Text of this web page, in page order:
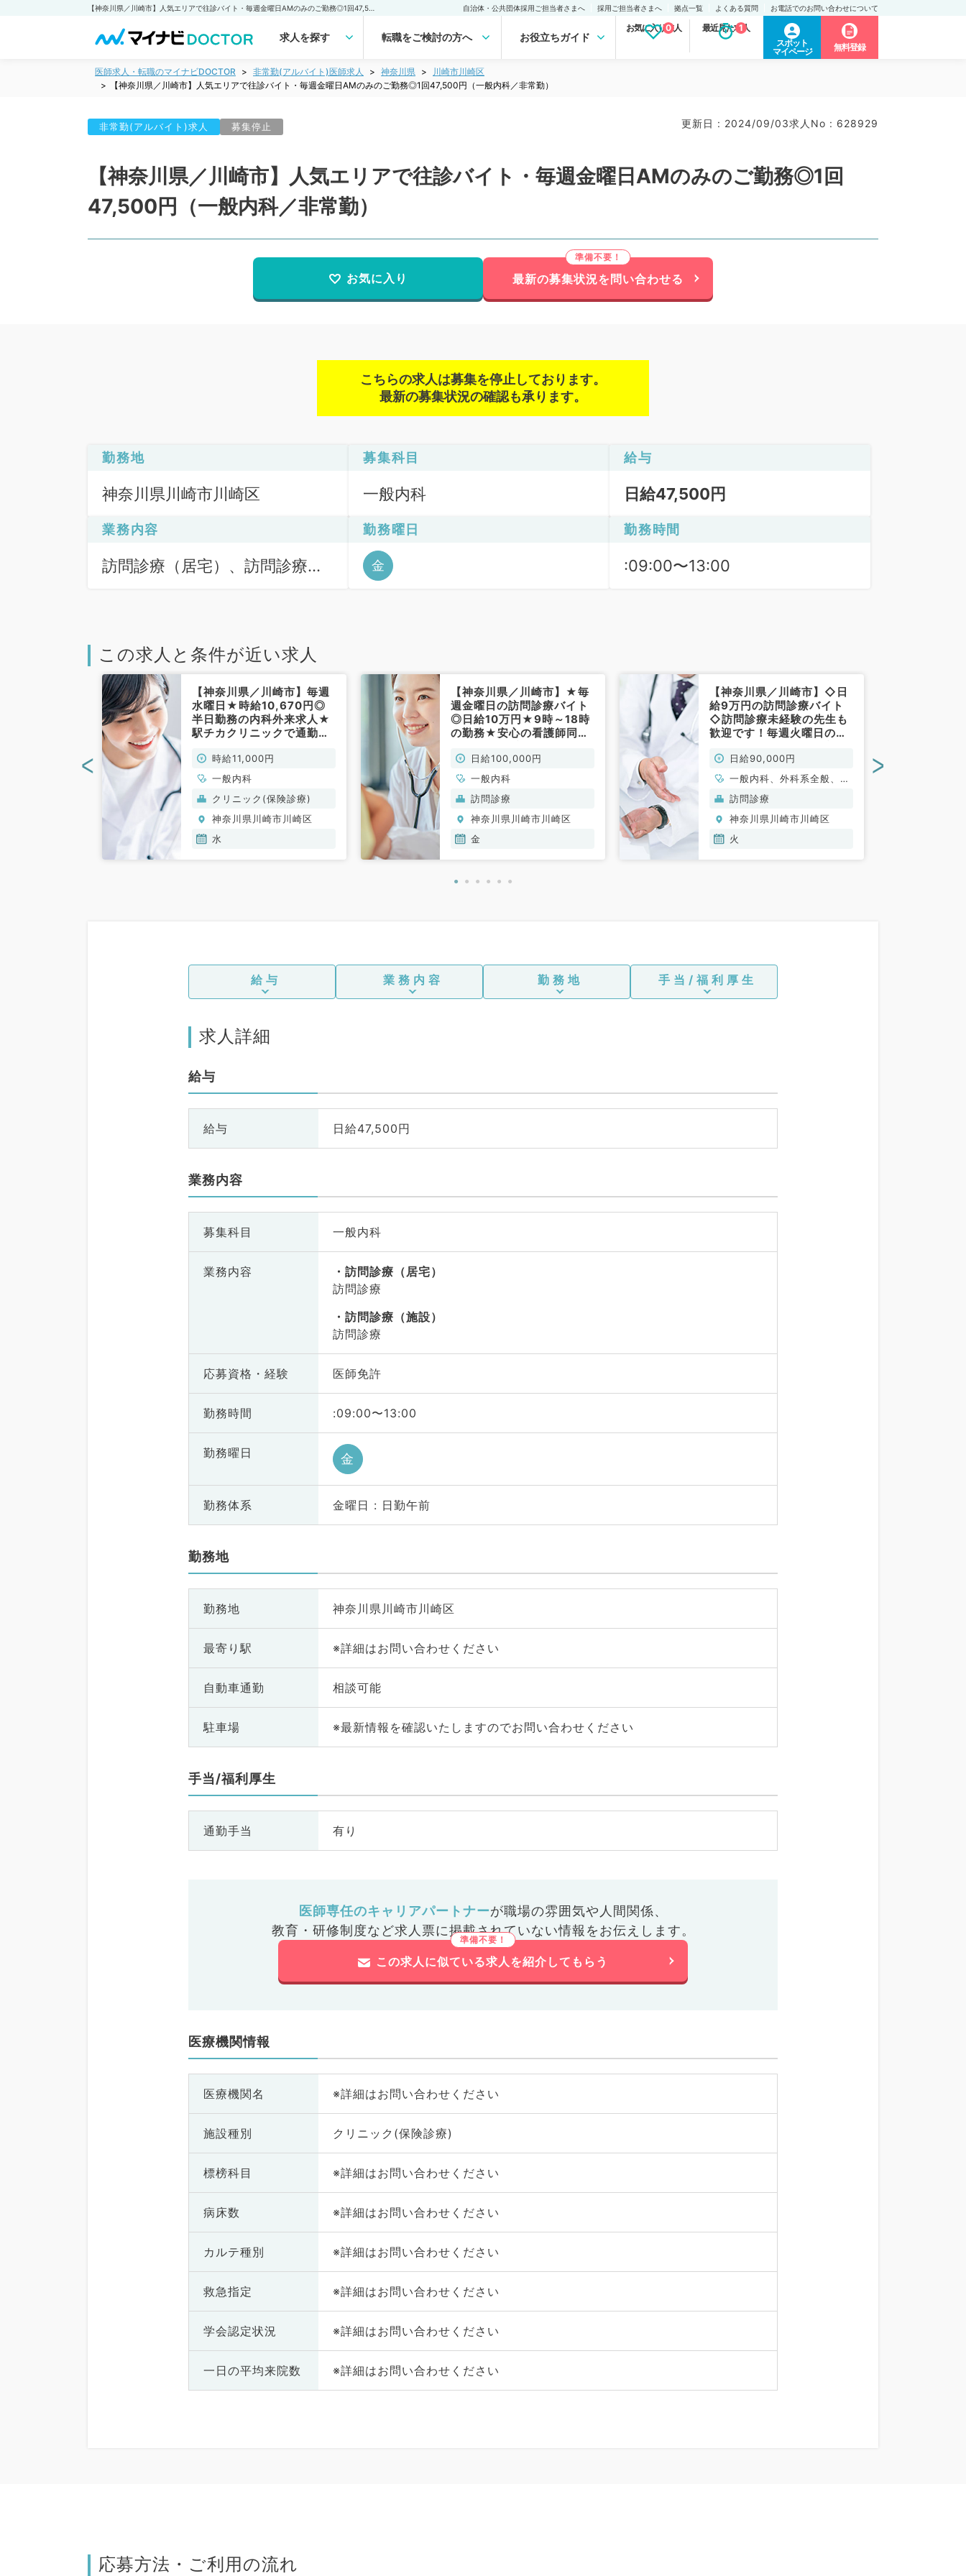
自治体・公共団体採用ご担当者さまへ 採用ご担当者さまへ 拠点一覧 よくある質問 お電話でのお問い合わせについて
求人を探す 転職をご検討の方へ お役立ちガイド
お気に入り求人
0 最近見た求人
1
スポット
マイページ
無料登録
医師求人・転職のマイナビDOCTOR 非常勤(アルバイト)医師求人 神奈川県
川崎市川崎区
【神奈川県／川崎市】人気エリアで往診バイト・毎週金曜日AMのみのご勤務◎1回47,500円（一般内科／非常勤）
非常勤(アルバイト)求人 募集停止 更新日 : 2024/09/03求人No : 628929
【神奈川県／川崎市】人気エリアで往診バイト・毎週金曜日AMのみのご勤務◎1回
47,500円（一般内科／非常勤）
お気に入り 最新の募集状況を問い合わせる
こちらの求人は募集を停止しております。
最新の募集状況の確認も承ります。
勤務地
神奈川県川崎市川崎区
募集科目
一般内科
給与
日給47,500円
業務内容
訪問診療（居宅）、訪問診療
勤務曜日
金
勤務時間
:09:00〜13:00
この求人と条件が近い求人
【神奈川県／川崎市】毎週
水曜日★時給10,670円◎
半日勤務の内科外来求人★
駅チカクリニックで通勤も
常勤）時給11,000円
一般内科
クリニック(保険診療)
神奈川県川崎市川崎区
水
【神奈川県／川崎市】★毎
週金曜日の訪問診療バイト
◎日給10万円★9時～18時
の勤務★安心の看護師同行
日給100,000円
一般内科
訪問診療
神奈川県川崎市川崎区
金
【神奈川県／川崎市】◇日
給9万円の訪問診療バイト
◇訪問診療未経験の先生も
歓迎です！毎週火曜日の内
科系／非常勤）
日給90,000円
一般内科、外科系全般、一
般外科
訪問診療
神奈川県川崎市川崎区
火
< >
給与 業務内容 勤務地 手当/福利厚生
求人詳細
給与
給与 日給47,500円
業務内容
募集科目 一般内科
業務内容
訪問診療（居宅）
訪問診療
訪問診療（施設）
訪問診療
応募資格・ 経験 医師免許
勤務時間 :09:00〜13:00
勤務曜日 金
勤務体系 金曜日 : 日勤午前
勤務地
勤務地 神奈川県川崎市川崎区
最寄り駅 ※詳細はお問い合わせください
自動車通勤 相談可能
駐車場 ※最新情報を確認いたしますのでお問い合わせください
手当/福利厚生
通勤手当 有り
医師専任のキャリアパートナーが職場の雰囲気や人間関係、
教育・研修制度など求人票に掲載されていない情報をお伝えします。
この求人に似ている求人を紹介してもらう
医療機関情報
医療機関名 ※詳細はお問い合わせください
施設種別 クリニック(保険診療)
標榜科目 ※詳細はお問い合わせください
病床数 ※詳細はお問い合わせください
カルテ種別 ※詳細はお問い合わせください
救急指定 ※詳細はお問い合わせください
学会認定状況 ※詳細はお問い合わせください
一日の平均来院数 ※詳細はお問い合わせください
応募方法・ご利用の流れ